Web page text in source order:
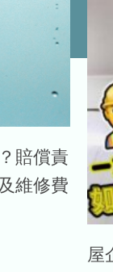
賠償責
維修費
屋